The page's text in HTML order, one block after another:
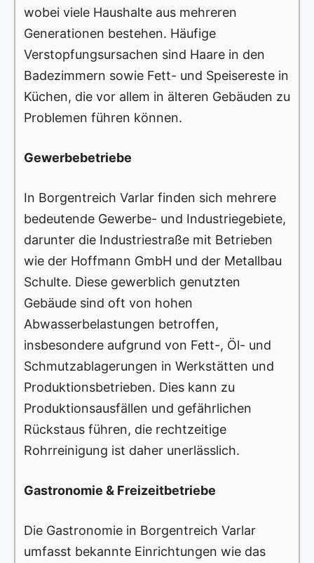
wobei viele Haushalte aus mehreren
Generationen bestehen. Häufige
Verstopfungsursachen sind Haare in den
Badezimmern sowie Fett- und Speisereste in
Küchen, die vor allem in älteren Gebäuden zu
Problemen führen können.
Gewerbebetriebe
In Borgentreich Varlar finden sich mehrere
bedeutende Gewerbe- und Industriegebiete,
darunter die Industriestraße mit Betrieben
wie der Hoffmann GmbH und der Metallbau
Schulte. Diese gewerblich genutzten
Gebäude sind oft von hohen
Abwasserbelastungen betroffen,
insbesondere aufgrund von Fett-, Öl- und
Schmutzablagerungen in Werkstätten und
Produktionsbetrieben. Dies kann zu
Produktionsausfällen und gefährlichen
Rückstaus führen, die rechtzeitige
Rohrreinigung ist daher unerlässlich.
Gastronomie & Freizeitbetriebe
Die Gastronomie in Borgentreich Varlar
umfasst bekannte Einrichtungen wie das